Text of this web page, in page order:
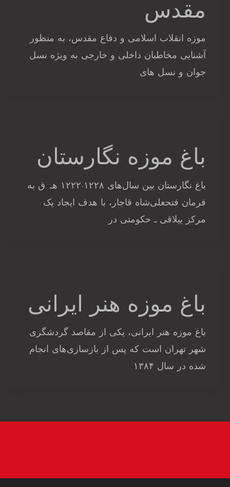
مقدس
موزه انقلاب اسلامی و دفاع مقدس، به منظور
آشنایی مخاطبان داخلی و خارجی به ویژه نسل
جوان و نسل های
باغ موزه نگارستان
باغ نگارستان بین سال‌های ۱۲۲۸-۱۲۲۲ هـ .ق به
فرمان فتحعلی‌شاه قاجار، با هدف ایجاد یک
مرکز ییلاقی ـ حکومتی در
باغ موزه هنر ایرانی
باغ موزه هنر ایرانی، یکی از مقاصد گردشگری
شهر تهران است که پس از بازسازی‌های انجام
شده در سال ۱۳۸۴